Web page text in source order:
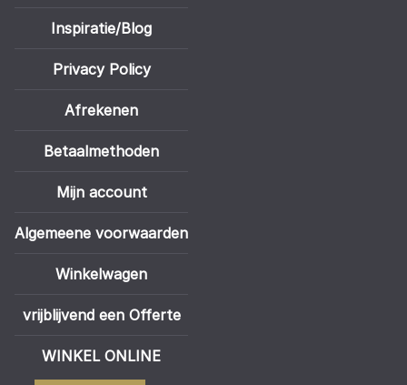
Inspiratie/Blog
Privacy Policy
Afrekenen
Betaalmethoden
Mijn account
Algemeene voorwaarden
Winkelwagen
vrijblijvend een Offerte
WINKEL ONLINE